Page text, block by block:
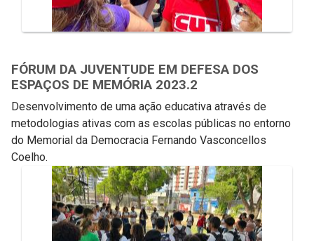
FÓRUM DA JUVENTUDE EM DEFESA DOS
ESPAÇOS DE MEMÓRIA 2023.2
Desenvolvimento de uma ação educativa através de
metodologias ativas com as escolas públicas no entorno
do Memorial da Democracia Fernando Vasconcellos
Coelho.
Galeria de Mídias